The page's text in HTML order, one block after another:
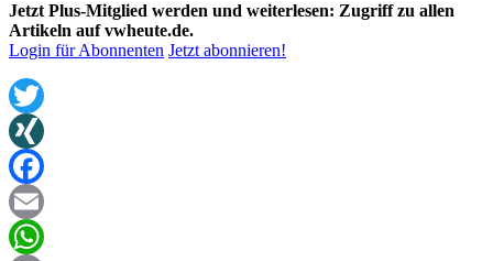
Jetzt Plus-Mitglied werden und weiterlesen: Zugriff zu allen
Artikeln auf vwheute.de.
Login für Abonnenten Jetzt abonnieren!
Twitter
XING
Facebook
Email